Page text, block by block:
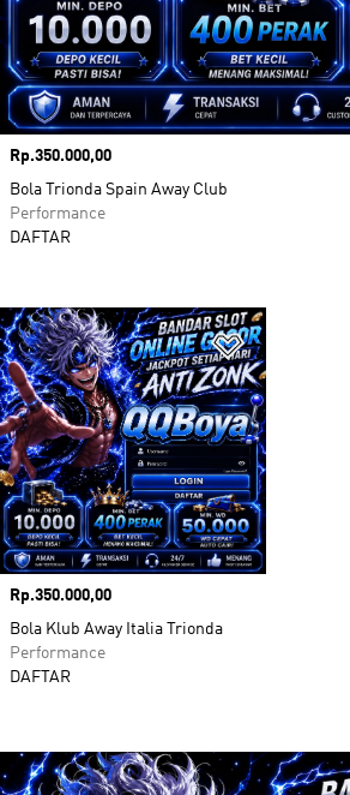
Tambahkan
Harga
Rp.350.000,00
Bola Klub Away Italia Trionda
Performance
DAFTAR
Harga
Rp.350.000,00
Bola Trionda Spain Away Club
Performance
DAFTAR